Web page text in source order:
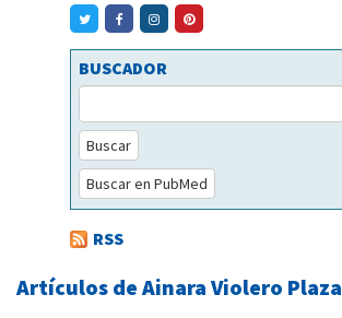
BUSCADOR
Buscar
Buscar en PubMed
RSS
Artículos de Ainara Violero Plaza